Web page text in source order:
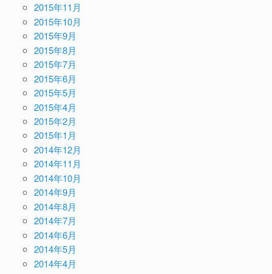
2015年11月
2015年10月
2015年9月
2015年8月
2015年7月
2015年6月
2015年5月
2015年4月
2015年2月
2015年1月
2014年12月
2014年11月
2014年10月
2014年9月
2014年8月
2014年7月
2014年6月
2014年5月
2014年4月